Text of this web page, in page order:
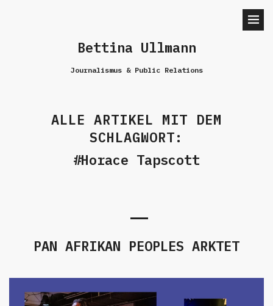
Bettina Ullmann
Journalismus & Public Relations
ALLE ARTIKEL MIT DEM
SCHLAGWORT:
Horace Tapscott
PAN AFRIKAN PEOPLES ARKTET